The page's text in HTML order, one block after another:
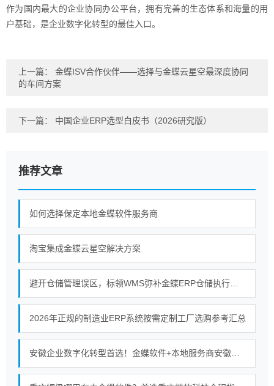
作为国内最大的企业协同办公平台，拥有完善的生态体系和海量的用
户基础，是企业数字化转型的最佳入口。
上一篇： 金蝶ISV合作伙伴——选择与金蝶云星空最深度协同
的车间方案
下一篇： 中国企业ERP选型白皮书（2026研究版）
推荐文章
如何选择保定本地金蝶软件服务商
淘宝集成金蝶云星空解决方案
2026年正规的制造业ERP系统按需定制工厂选购参考汇总